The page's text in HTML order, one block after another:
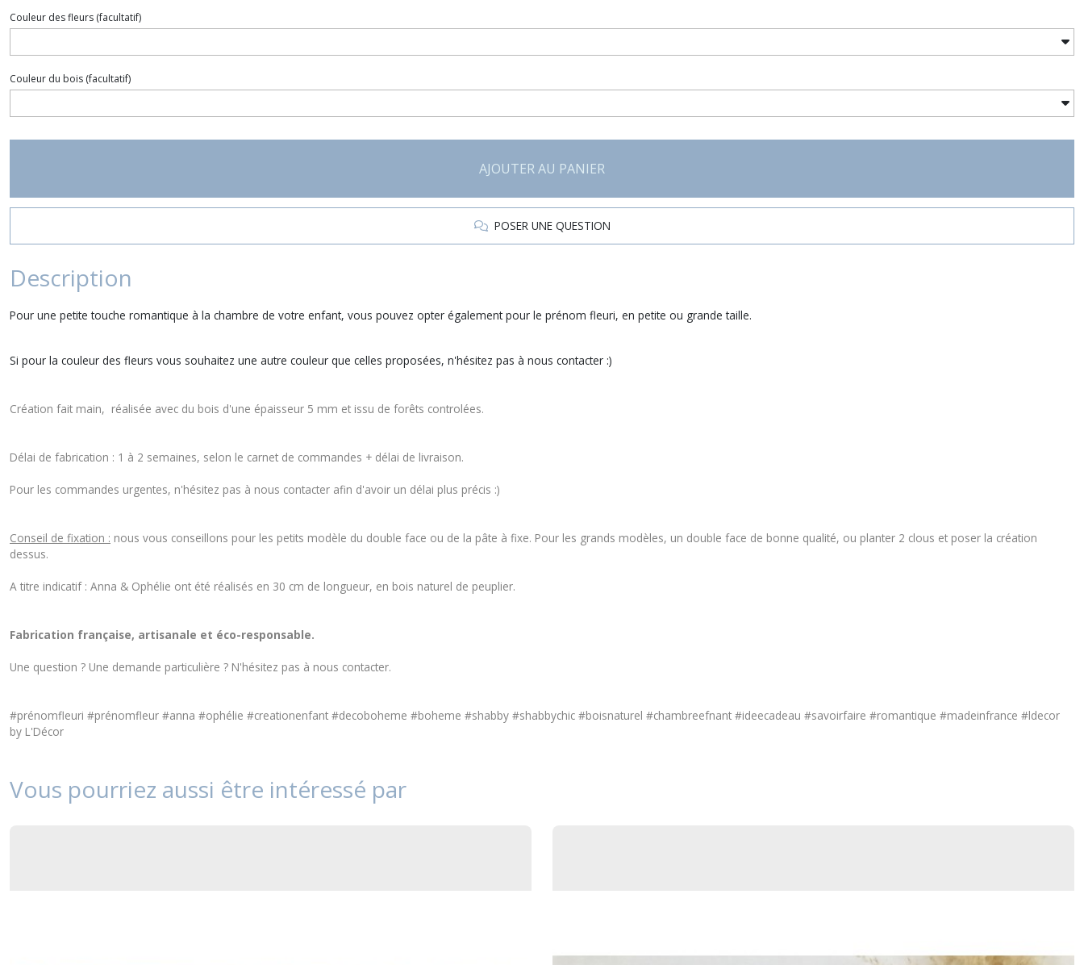
Couleur des fleurs (facultatif)
Couleur du bois (facultatif)
AJOUTER AU PANIER
POSER UNE QUESTION
Description
Pour une petite touche romantique à la chambre de votre enfant, vous pouvez opter également pour le prénom fleuri, en petite ou grande taille.
Si pour la couleur des fleurs vous souhaitez une autre couleur que celles proposées, n'hésitez pas à nous contacter :)
Création fait main, réalisée avec du bois d'une épaisseur 5 mm et issu de forêts controlées.
Délai de fabrication : 1 à 2 semaines, selon le carnet de commandes + délai de livraison.
Pour les commandes urgentes, n'hésitez pas à nous contacter afin d'avoir un délai plus précis :)
Conseil de fixation : nous vous conseillons pour les petits modèle du double face ou de la pâte à fixe. Pour les grands modèles, un double face de bonne qualité, ou planter 2 clous et poser la création
dessus.
A titre indicatif : Anna & Ophélie ont été réalisés en 30 cm de longueur, en bois naturel de peuplier.
Fabrication française, artisanale et éco-responsable.
Une question ? Une demande particulière ? N'hésitez pas à nous contacter.
#prénomfleuri #prénomfleur #anna #ophélie #creationenfant #decoboheme #boheme #shabby #shabbychic #boisnaturel #chambreefnant #ideecadeau #savoirfaire #romantique #madeinfrance #ldecor
by L'Décor
Vous pourriez aussi être intéressé par